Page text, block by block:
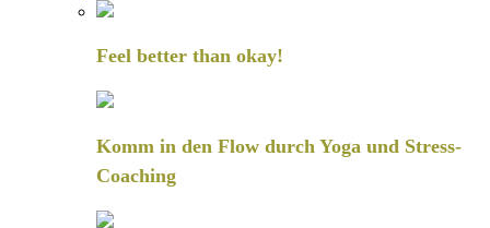
Feel better than okay!
Komm in den Flow durch Yoga und Stress-
Coaching